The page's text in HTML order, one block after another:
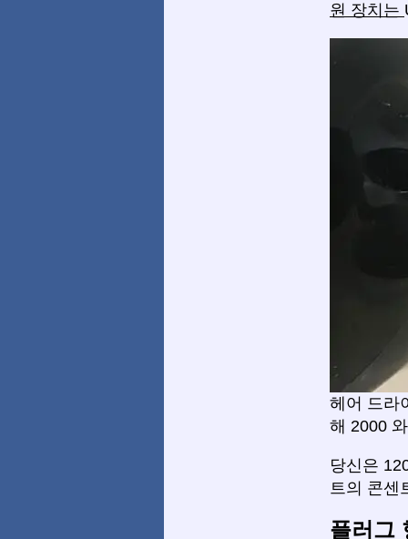
원 장치는
헤어 드라
해 2000
당신은
트의 콘센
플러그